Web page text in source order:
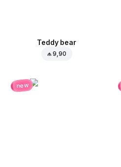
Teddy bear
₼ 9,90
new